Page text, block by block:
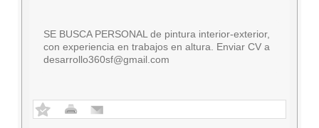
SE BUSCA PERSONAL de pintura interior-exterior,
con experiencia en trabajos en altura. Enviar CV a
desarrollo360sf@gmail.com